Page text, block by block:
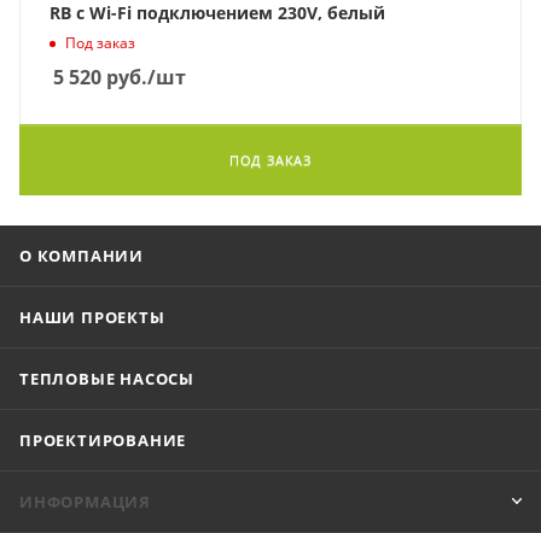
RB с Wi-Fi подключением 230V, белый
Под заказ
5 520 руб./шт
ПОД ЗАКАЗ
О КОМПАНИИ
НАШИ ПРОЕКТЫ
ТЕПЛОВЫЕ НАСОСЫ
ПРОЕКТИРОВАНИЕ
ИНФОРМАЦИЯ